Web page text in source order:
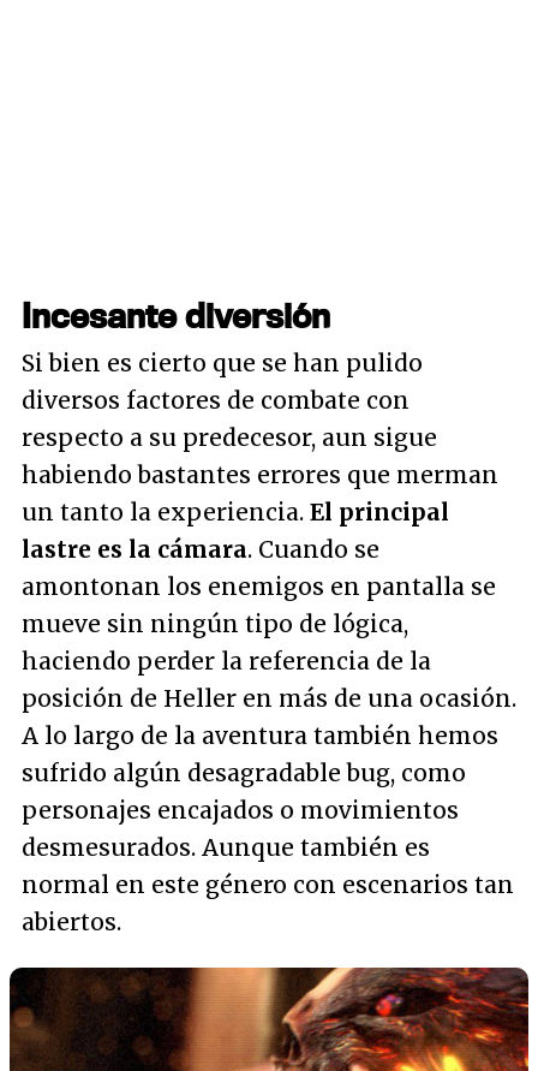
Incesante diversión
Si bien es cierto que se han pulido
diversos factores de combate con
respecto a su predecesor, aun sigue
habiendo bastantes errores que merman
un tanto la experiencia. El principal
lastre es la cámara. Cuando se
amontonan los enemigos en pantalla se
mueve sin ningún tipo de lógica,
haciendo perder la referencia de la
posición de Heller en más de una ocasión.
A lo largo de la aventura también hemos
sufrido algún desagradable bug, como
personajes encajados o movimientos
desmesurados. Aunque también es
normal en este género con escenarios tan
abiertos.